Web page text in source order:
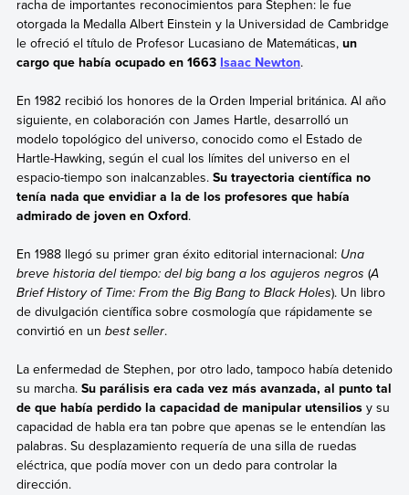
racha de importantes reconocimientos para Stephen: le fue
otorgada la Medalla Albert Einstein y la Universidad de Cambridge
le ofreció el título de Profesor Lucasiano de Matemáticas, un
cargo que había ocupado en 1663 Isaac Newton.
En 1982 recibió los honores de la Orden Imperial británica. Al año
siguiente, en colaboración con James Hartle, desarrolló un
modelo topológico del universo, conocido como el Estado de
Hartle-Hawking, según el cual los límites del universo en el
espacio-tiempo son inalcanzables. Su trayectoria científica no
tenía nada que envidiar a la de los profesores que había
admirado de joven en Oxford.
En 1988 llegó su primer gran éxito editorial internacional: Una
breve historia del tiempo: del big bang a los agujeros negros (A
Brief History of Time: From the Big Bang to Black Holes). Un libro
de divulgación científica sobre cosmología que rápidamente se
convirtió en un best seller.
La enfermedad de Stephen, por otro lado, tampoco había detenido
su marcha. Su parálisis era cada vez más avanzada, al punto tal
de que había perdido la capacidad de manipular utensilios y su
capacidad de habla era tan pobre que apenas se le entendían las
palabras. Su desplazamiento requería de una silla de ruedas
eléctrica, que podía mover con un dedo para controlar la
dirección.